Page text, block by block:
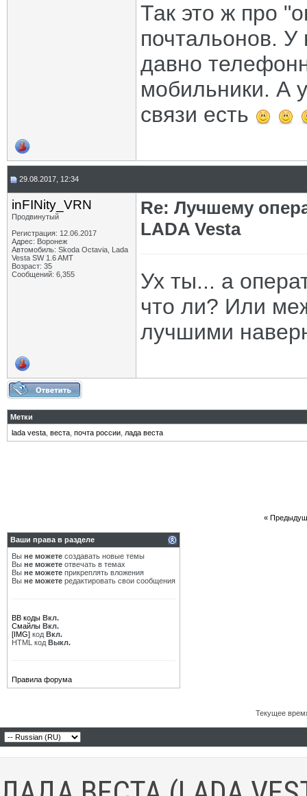
Так это ж про
почтальонов. У
давно
мобильники. А
связи есть
29.08.2017, 12:34
inFINity_VRN
Продвинутый
Регистрация: 12.06.2017
Адрес: Воронеж
Автомобиль: Skoda Octavia, Lada
Vesta SW 1.6 AMT
Возраст: 35
Сообщений: 6,355
Re: Лучшему
LADA Vesta
Ух ты... а
что ли? Или
лучшими
Метки
lada vesta веста почта россии лада веста
«
Ваши права в разделе
Вы не можете создавать новые темы
Вы не можете отвечать в темах
Вы не можете прикреплять вложения
Вы не можете редактировать свои сообщения
BB коды Вкл.
Смайлы Вкл.
[IMG] код Вкл.
HTML код Выкл.
Правила форума
Текущее